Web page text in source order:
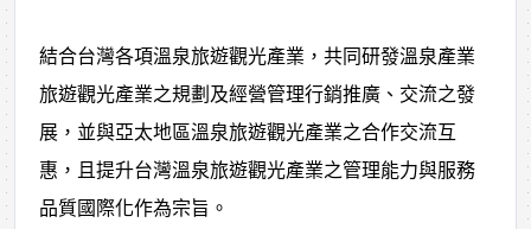
結合台灣各項溫泉旅遊觀光產業，共同研發溫泉產業
旅遊觀光產業之規劃及經營管理行銷推廣、交流之發
展，並與亞太地區溫泉旅遊觀光產業之合作交流互
惠，且提升台灣溫泉旅遊觀光產業之管理能力與服務
品質國際化作為宗旨。